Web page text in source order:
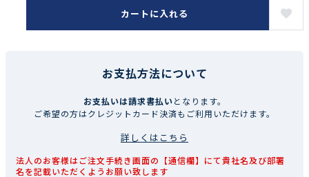
カートに入れる
お支払方法について
お支払いは請求書払いとなります。
ご希望の方はクレジットカード決済もご利用いただけます。
詳しくはこちら
法人のお客様はご注文手続き画面の【通信欄】にて貴社名及び部署
名を記載いただくようお願い致します